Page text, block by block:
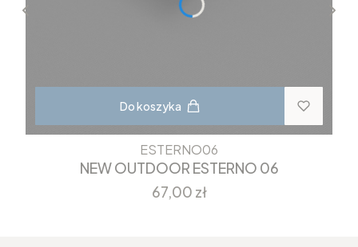
Do koszyka
ESTERNO06
NEW OUTDOOR ESTERNO 06
Cena
67,00 zł